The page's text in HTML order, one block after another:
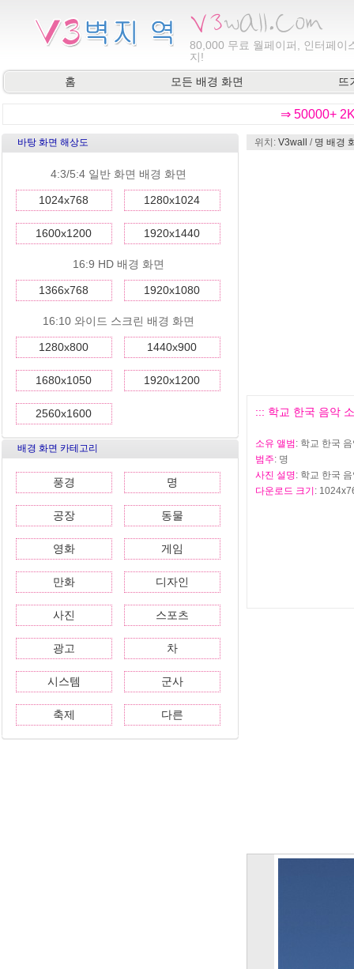
80,000 무료 월페이퍼, 인터페이
지!
홈
모든 배경 화면 뜨
⇒ 50000+
바탕 화면 해상도
4:3/5:4 일반 화면 배경 화면
1024x768 1280x1024
1600x1200 1920x1440
16:9 HD 배경 화면
1366x768 1920x1080
16:10 와이드 스크린 배경 화면
1280x800 1440x900
1680x1050 1920x1200
2560x1600
배경 화면 카테고리
풍경 명
공장 동물
영화 게임
만화 디자인
사진 스포츠
광고 차
시스템 군사
축제 다른
위치: V3wall / 명 배경
::: 학교 한국 음악
소유 앨범 : 학교 한국
범주: 명
사진 설명: 학교 한국
다운로드 크기 :